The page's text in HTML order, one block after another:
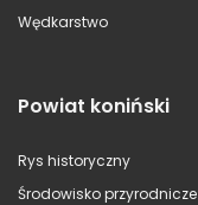
Wędkarstwo
Powiat koniński
Rys historyczny
Środowisko przyrodnicze